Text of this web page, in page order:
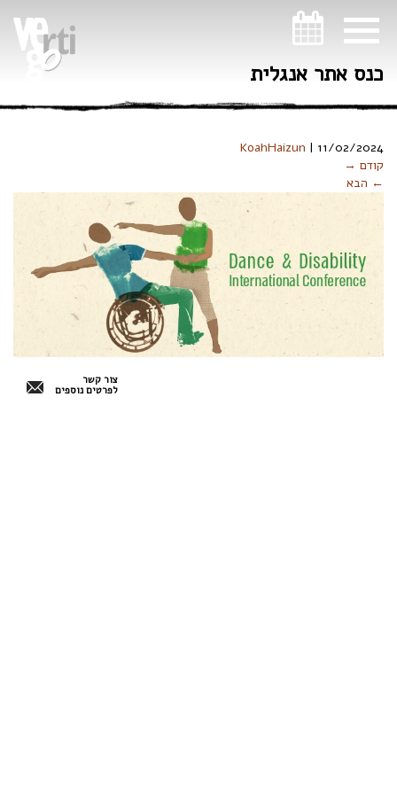
כנס אתר אנגלית
KoahHaizun | 11/02/2024
קודם →
← הבא
צור קשר
לפרטים נוספים